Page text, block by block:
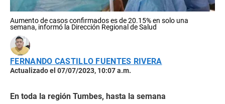
Aumento de casos confirmados es de 20.15% en solo una
semana, informó la Dirección Regional de Salud
FERNANDO CASTILLO FUENTES RIVERA
Actualizado el 07/07/2023, 10:07 a.m.
En toda la región Tumbes, hasta la semana